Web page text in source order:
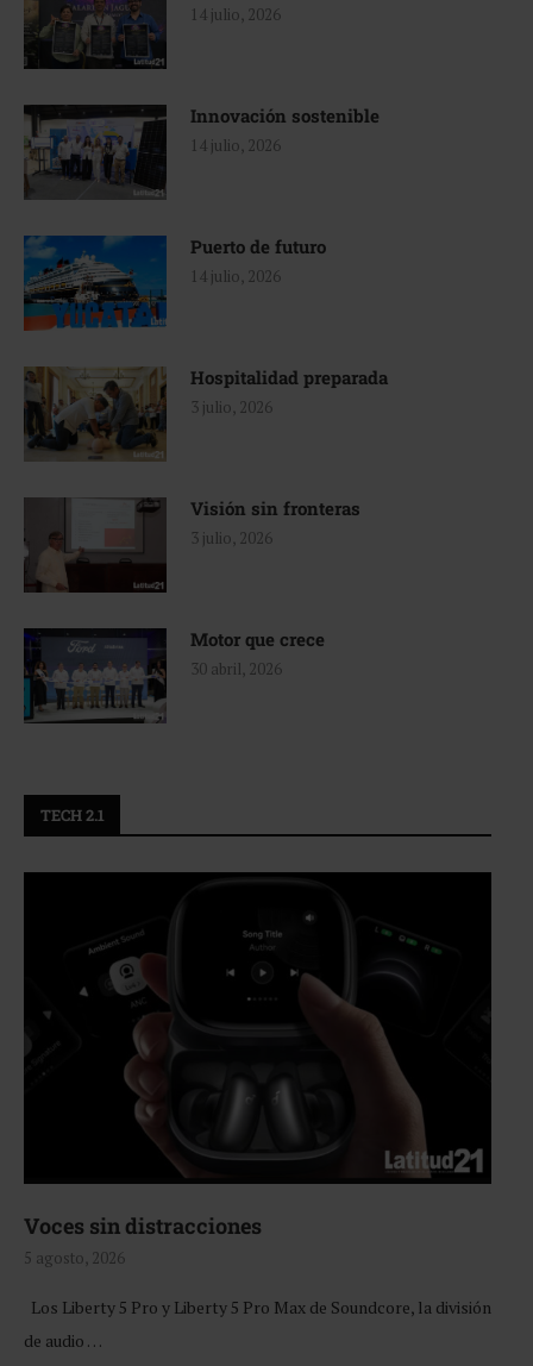
14 julio, 2026
Innovación sostenible
14 julio, 2026
Puerto de futuro
14 julio, 2026
Hospitalidad preparada
3 julio, 2026
Visión sin fronteras
3 julio, 2026
Motor que crece
30 abril, 2026
TECH 2.1
Voces sin distracciones
5 agosto, 2026
Los Liberty 5 Pro y Liberty 5 Pro Max de Soundcore, la división
de audio …